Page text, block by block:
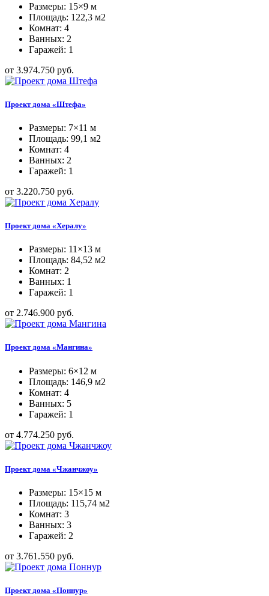
Размеры: 15×9 м
Площадь: 122,3 м2
Комнат: 4
Ванных: 2
Гаражей: 1
от 3.974.750 руб.
Проект дома «Штефа»
Размеры: 7×11 м
Площадь: 99,1 м2
Комнат: 4
Ванных: 2
Гаражей: 1
от 3.220.750 руб.
Проект дома «Хералу»
Размеры: 11×13 м
Площадь: 84,52 м2
Комнат: 2
Ванных: 1
Гаражей: 1
от 2.746.900 руб.
Проект дома «Мангина»
Размеры: 6×12 м
Площадь: 146,9 м2
Комнат: 4
Ванных: 5
Гаражей: 1
от 4.774.250 руб.
Проект дома «Чжанчжоу»
Размеры: 15×15 м
Площадь: 115,74 м2
Комнат: 3
Ванных: 3
Гаражей: 2
от 3.761.550 руб.
Проект дома «Поннур»